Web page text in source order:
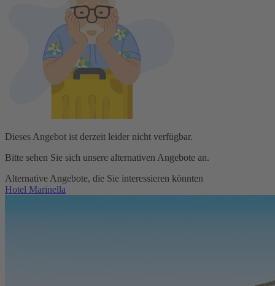
Dieses Angebot ist derzeit leider nicht verfügbar.
Bitte sehen Sie sich unsere alternativen Angebote an.
Alternative Angebote, die Sie interessieren könnten
Hotel Marinella